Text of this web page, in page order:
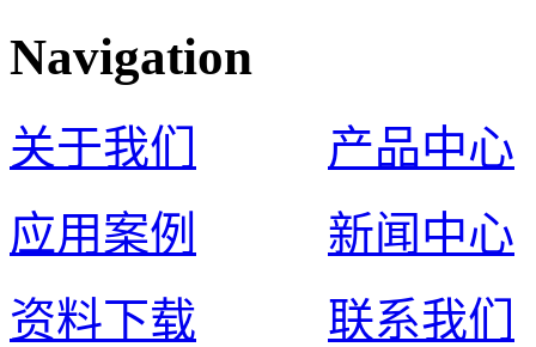
Navigation
关于我们
产品中心
应用案例
新闻中心
资料下载
联系我们